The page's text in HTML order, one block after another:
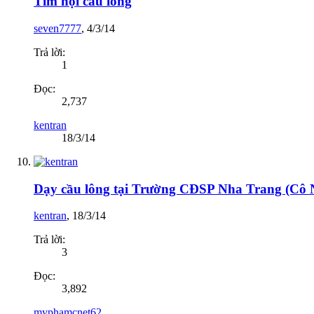
seven7777, 4/3/14
Trả lời:
1
Đọc:
2,737
kentran
18/3/14
Dạy cầu lông tại Trường CĐSP Nha Trang (Cô
kentran, 18/3/14
Trả lời:
3
Đọc:
3,892